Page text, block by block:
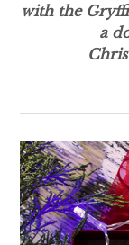
with the
a